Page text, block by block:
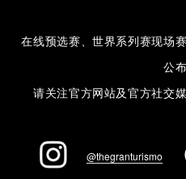
在线预选赛、世界系列赛现场
公布
请关注官方网站及官方社交
@thegranturismo